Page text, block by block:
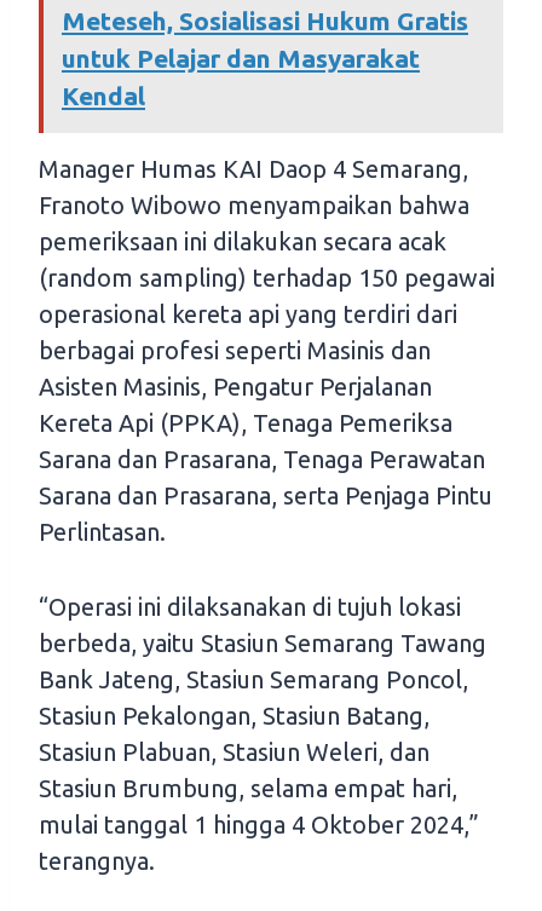
Meteseh, Sosialisasi Hukum Gratis
untuk Pelajar dan Masyarakat
Kendal
Manager Humas KAI Daop 4 Semarang,
Franoto Wibowo menyampaikan bahwa
pemeriksaan ini dilakukan secara acak
(random sampling) terhadap 150 pegawai
operasional kereta api yang terdiri dari
berbagai profesi seperti Masinis dan
Asisten Masinis, Pengatur Perjalanan
Kereta Api (PPKA), Tenaga Pemeriksa
Sarana dan Prasarana, Tenaga Perawatan
Sarana dan Prasarana, serta Penjaga Pintu
Perlintasan.
“Operasi ini dilaksanakan di tujuh lokasi
berbeda, yaitu Stasiun Semarang Tawang
Bank Jateng, Stasiun Semarang Poncol,
Stasiun Pekalongan, Stasiun Batang,
Stasiun Plabuan, Stasiun Weleri, dan
Stasiun Brumbung, selama empat hari,
mulai tanggal 1 hingga 4 Oktober 2024,”
terangnya.